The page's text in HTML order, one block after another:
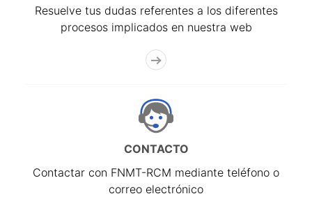
Resuelve tus dudas referentes a los diferentes
procesos implicados en nuestra web
CONTACTO
Contactar con FNMT-RCM mediante teléfono o
correo electrónico